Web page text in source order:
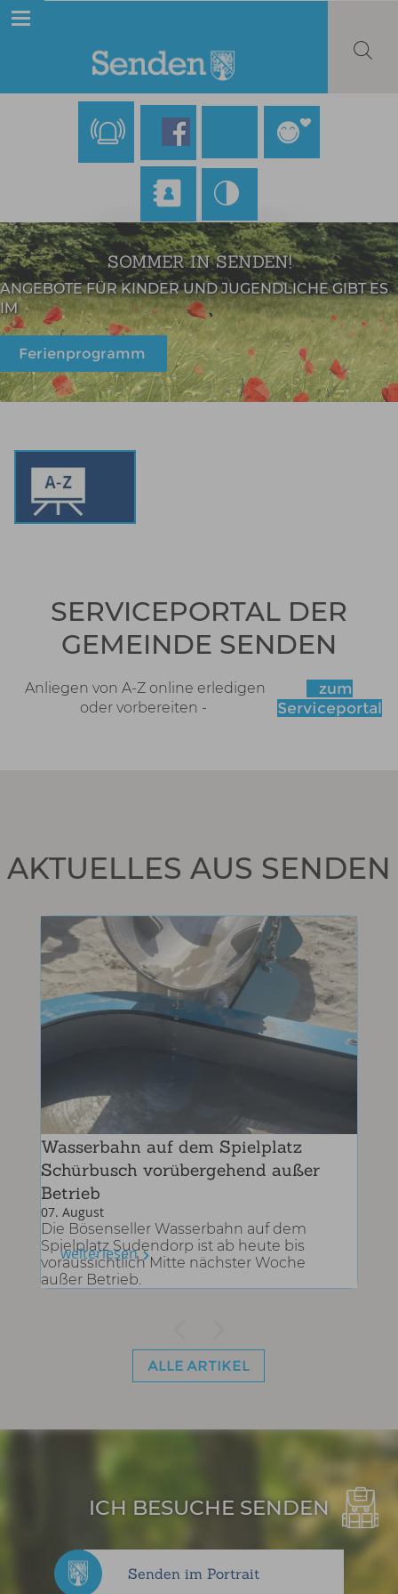
SOMMER IN SENDEN!
ANGEBOTE FÜR KINDER UND JUGENDLICHE GIBT ES
IM
Ferienprogramm
SERVICEPORTAL DER
GEMEINDE SENDEN
Anliegen von A-Z online erledigen
oder vorbereiten -
zum
Serviceportal
AKTUELLES AUS SENDEN
Wasserbahn auf dem Spielplatz
Schürbusch vorübergehend außer
Betrieb
07. August
Die Bösenseller Wasserbahn auf dem
Spielplatz Sudendorp ist ab heute bis
voraussichtlich Mitte nächster Woche
außer Betrieb.
weiterlesen
ALLE ARTIKEL
ICH BESUCHE SENDEN
Senden im Portrait